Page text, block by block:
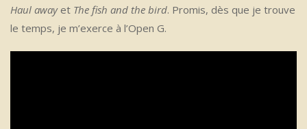
Haul awayet The fish and the bird. Promis, dès que je trouve
le temps, je m’exerce à l’Open G.